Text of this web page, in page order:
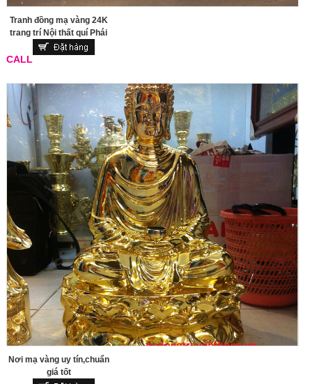
Tranh đồng mạ vàng 24K
trang trí Nội thất quí Phái
CALL
Nơi mạ vàng uy tín,chuẩn
giá tốt